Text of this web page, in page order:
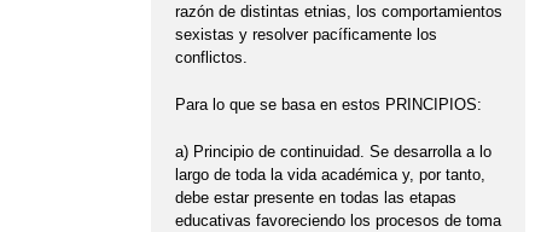
razón de distintas etnias, los comportamientos
sexistas y resolver pacíficamente los
conflictos.
Para lo que se basa en estos PRINCIPIOS:
a) Principio de continuidad. Se desarrolla a lo
largo de toda la vida académica y, por tanto,
debe estar presente en todas las etapas
educativas favoreciendo los procesos de toma